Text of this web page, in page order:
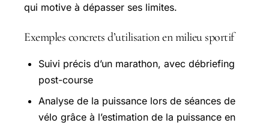
qui motive à dépasser ses limites.
Exemples concrets d’utilisation en milieu sportif
Suivi précis d’un marathon, avec débriefing
post-course
Analyse de la puissance lors de séances de
vélo grâce à l’estimation de la puissance en